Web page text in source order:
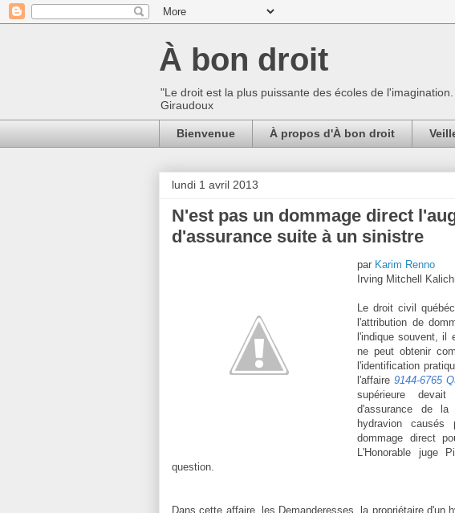
À bon droit
"Le droit est la plus puissante des écoles de
Giraudoux
Bienvenue À propos d'À bon droit
lundi 1 avril 2013
N'est pas un dommage direct
d'assurance suite à un sinistre
par Karim Renno
Irving Mitchell
Le droit civil
l'attribution de
l'indique souvent, il
ne peut obtenir
l'identification
l'affaire 9144-6765
supérieure
d'assurance de la
hydravion
dommage direct
L'Honorable juge
question.
Dans cette affaire, les Demanderesses, la propriétaire d'un